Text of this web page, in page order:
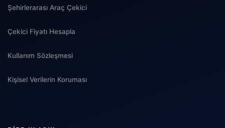
Şehirlerarası Araç Çekici
Çekici Fiyatı Hesapla
Kullanım Sözleşmesi
Kişisel Verilerin Koruması